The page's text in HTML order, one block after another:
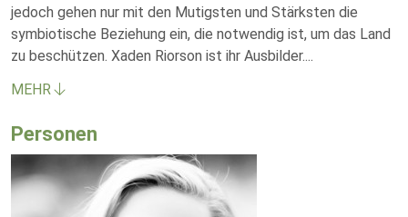
jedoch gehen nur mit den Mutigsten und Stärksten die
symbiotische Beziehung ein, die notwendig ist, um das Land
zu beschützen. Xaden Riorson ist ihr Ausbilder....
MEHR
Personen